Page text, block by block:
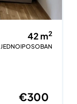
42 m2
JEDNOIPOSOBAN
€300